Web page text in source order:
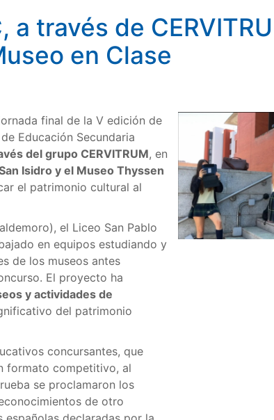
través de
en Clase
final de la V edición de
Educación Secundaria
del grupo CERVITRUM, en
Isidro y el Museo Thyssen
el patrimonio cultural al
el Liceo San Pablo
en equipos estudiando y
de los museos antes
El proyecto ha
y actividades de
del patrimonio
concursantes, que
formato competitivo, al
se proclamaron los
de otro